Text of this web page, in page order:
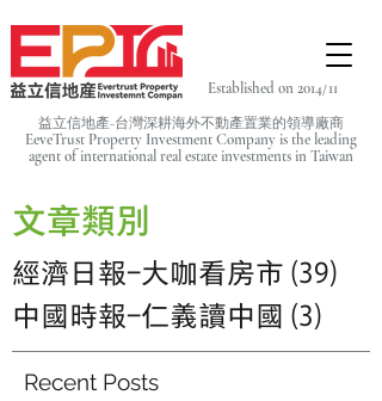
益立信地產-台灣深耕海外不動產置業的領導廠商
EeveTrust Property Investment Company is the leading
agent ofinternational real estate investments in Taiwan
Established on 2014/11
文章類別
經濟日報-大咖看房市 (39)
中國時報-仁義讀中國 (3)
Recent Posts